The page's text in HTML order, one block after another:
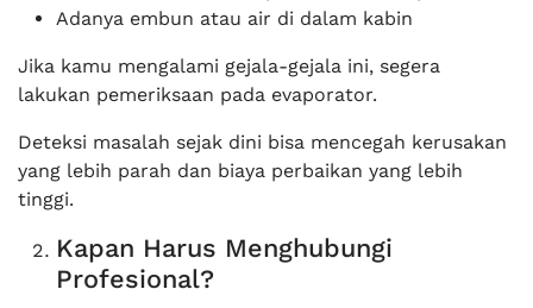
Adanya embun atau air di dalam kabin
Jika kamu mengalami gejala-gejala ini, segera
lakukan pemeriksaan pada evaporator.
Deteksi masalah sejak dini bisa mencegah kerusakan
yang lebih parah dan biaya perbaikan yang lebih
tinggi.
Kapan Harus Menghubungi
Profesional?